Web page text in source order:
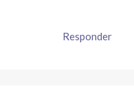
Responder